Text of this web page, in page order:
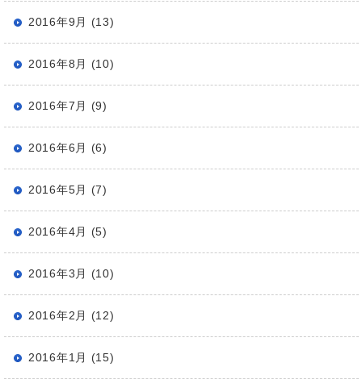
2016年9月 (13)
2016年8月 (10)
2016年7月 (9)
2016年6月 (6)
2016年5月 (7)
2016年4月 (5)
2016年3月 (10)
2016年2月 (12)
2016年1月 (15)